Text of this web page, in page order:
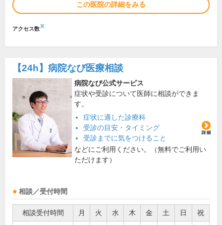
この医院の詳細をみる
アクセス数※
【24h】 病院なび医療相談
病院なび公式サービス
症状や受診について医師に相談ができま
す。
症状に適した診療科
受診の目安・タイミング
受診までに気をつけること
などにご利用ください。（無料でご利用い
ただけます）
相談／受付時間
相談受付時間 月 火 水 木 金 土 日 祝